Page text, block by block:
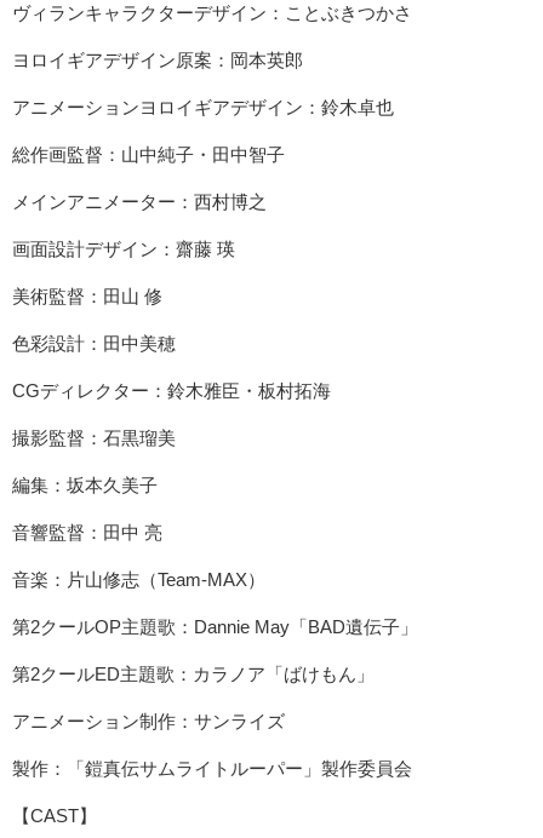
ヴィランキャラクターデザイン：ことぶきつかさ
ヨロイギアデザイン原案：岡本英郎
アニメーションヨロイギアデザイン：鈴木卓也
総作画監督：山中純子・田中智子
メインアニメーター：西村博之
画面設計デザイン：齋藤 瑛
美術監督：田山 修
色彩設計：田中美穂
CGディレクター：鈴木雅臣・板村拓海
撮影監督：石黒瑠美
編集：坂本久美子
音響監督：田中 亮
音楽：片山修志（Team-MAX）
第2クールOP主題歌：Dannie May「BAD遺伝子」
第2クールED主題歌：カラノア「ばけもん」
アニメーション制作：サンライズ
製作：「鎧真伝サムライトルーパー」製作委員会
【CAST】